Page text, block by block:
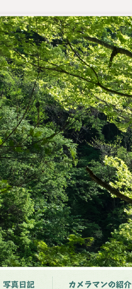
写真日記 カメラマンの紹介